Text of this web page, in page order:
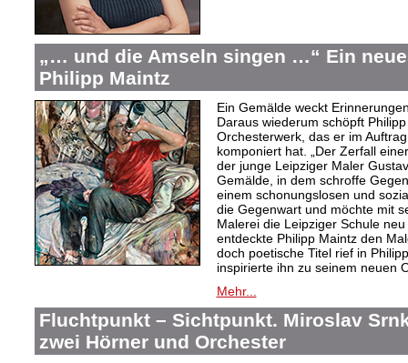
„… und die Amseln singen …“ Ein
Philipp Maintz
Ein Gemälde weckt
Daraus wiederum schöpft
Orchesterwerk, das er im
komponiert hat. „Der Zerfall
der junge Leipziger Maler
Gemälde, in dem schroffe
einem schonungslosen und
die Gegenwart und möchte mit
Malerei die Leipziger Schule
entdeckte Philipp Maintz den
doch poetische Titel rief in
inspirierte ihn zu seinem neuen
Mehr...
Fluchtpunkt – Sichtpunkt. Miroslav
zwei Hörner und Orchester